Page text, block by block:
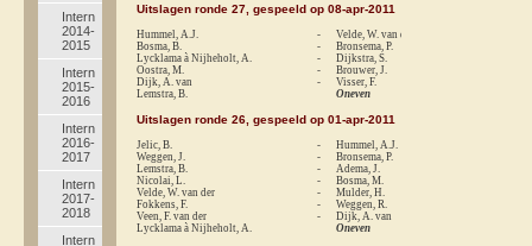
Intern
2014-
2015
Intern
2015-
2016
Intern
2016-
2017
Intern
2017-
2018
Intern
Uitslagen ronde 27, gespeeld op 08-apr-2011
Hummel, A.J. - Velde, W. van der
Bosma, B.
- Bronsema, P.
Lycklama à Nijheholt, A.
- Dijkstra, S.
Oostra, M.
- Brouwer, J.
Dijk, A. van
- Visser, F.
Lemstra, B.
Oneven
Uitslagen ronde 26, gespeeld op 01-apr-2011
Jelic, B. - Hummel, A.J.
Weggen, J.
- Bronsema, P.
Lemstra, B.
- Adema, J.
Nicolai, L.
- Bosma, M.
Velde, W. van der
- Mulder, H.
Fokkens, F.
- Weggen, R.
Veen, F. van der
- Dijk, A. van
Lycklama à Nijheholt, A.
Oneven